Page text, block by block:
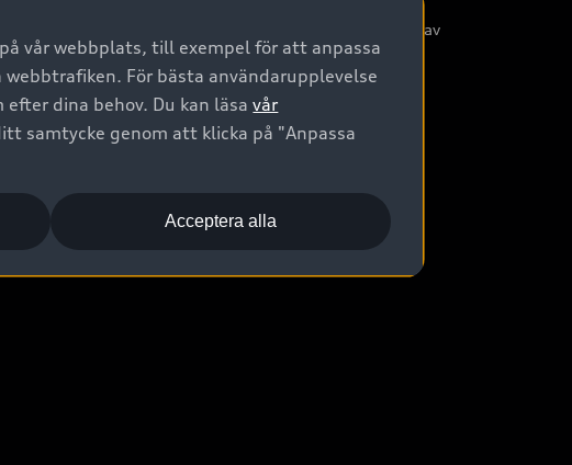
2G/3G nätet stängs ned - Hur påverkas min bil av
detta?
vår webbplats, till exempel för att anpassa
För bästa användarupplevelse
dina behov. Du kan läsavår
samtycke genom att klicka på "Anpassa
Acceptera alla